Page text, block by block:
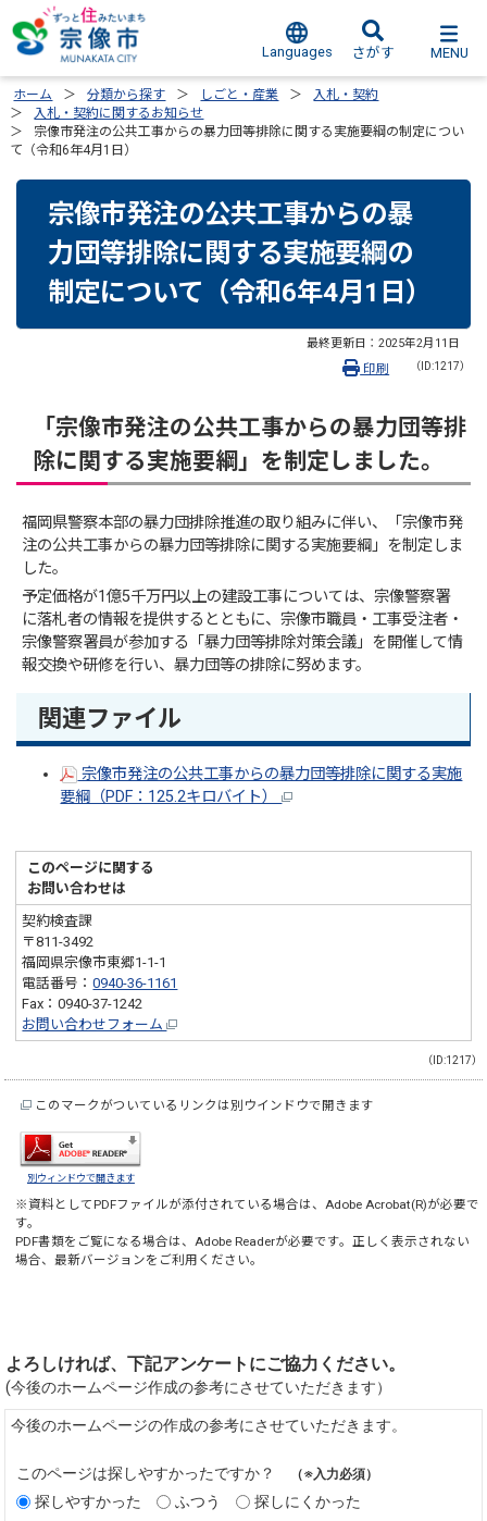
Languages さがす MENU
ホーム 分類から探す しごと・産業
入札・契約
入札・契約に関するお知らせ
宗像市発注の公共工事からの暴力団等排除に関する実施要綱の制定につい
て（令和6年4月1日）
宗像市発注の公共工事からの暴
力団等排除に関する実施要綱の
制定について（令和6年4月1日）
最終更新日： 2025年2月11日
（ID:1217）
印刷
「宗像市発注の公共工事からの暴力団等排
除に関する実施要綱」を制定しました。
福岡県警察本部の暴力団排除推進の取り組みに伴い、「宗像市発
注の公共工事からの暴力団等排除に関する実施要綱」を制定しま
した。
予定価格が1億5千万円以上の建設工事については、宗像警察署
に落札者の情報を提供するとともに、宗像市職員・工事受注者・
宗像警察署員が参加する「暴力団等排除対策会議」を開催して情
報交換や研修を行い、暴力団等の排除に努めます。
関連ファイル
宗像市発注の公共工事からの暴力団等排除に関する実施
要綱（PDF：125.2キロバイト）
このページに関する
お問い合わせは
契約検査課
〒811-3492
福岡県宗像市東郷1-1-1
電話番号：0940-36-1161
Fax：0940-37-1242
お問い合わせフォーム
（ID:1217）
このマークがついているリンクは別ウインドウで開きます
別ウィンドウで開きます
※資料としてPDFファイルが添付されている場合は、Adobe Acrobat(R)が必要で
す。
PDF書類をご覧になる場合は、Adobe Readerが必要です。正しく表示されない
場合、最新バージョンをご利用ください。